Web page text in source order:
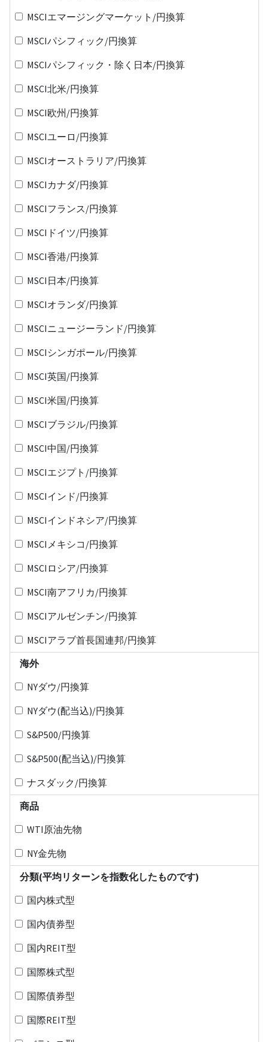
MSCIエマージングマーケット/円換算
MSCIパシフィック/円換算
MSCIパシフィック・除く日本/円換算
MSCI北米/円換算
MSCI欧州/円換算
MSCIユーロ/円換算
MSCIオーストラリア/円換算
MSCIカナダ/円換算
MSCIフランス/円換算
MSCIドイツ/円換算
MSCI香港/円換算
MSCI日本/円換算
MSCIオランダ/円換算
MSCIニュージーランド/円換算
MSCIシンガポール/円換算
MSCI英国/円換算
MSCI米国/円換算
MSCIブラジル/円換算
MSCI中国/円換算
MSCIエジプト/円換算
MSCIインド/円換算
MSCIインドネシア/円換算
MSCIメキシコ/円換算
MSCIロシア/円換算
MSCI南アフリカ/円換算
MSCIアルゼンチン/円換算
MSCIアラブ首長国連邦/円換算
海外
NYダウ/円換算
NYダウ(配当込)/円換算
S&P500/円換算
S&P500(配当込)/円換算
ナスダック/円換算
商品
WTI原油先物
NY金先物
分類(平均リターンを指数化したものです)
国内株式型
国内債券型
国内REIT型
国際株式型
国際債券型
国際REIT型